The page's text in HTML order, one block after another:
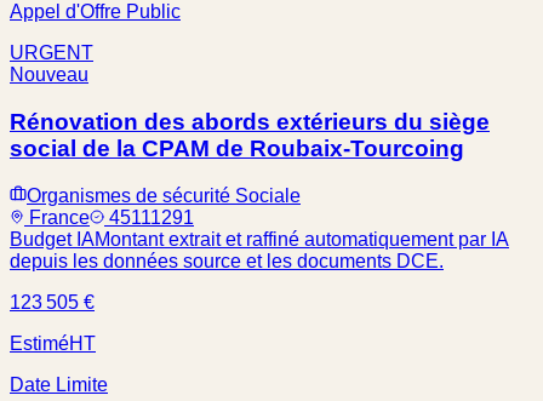
Appel d'Offre Public
URGENT
Nouveau
Rénovation des abords extérieurs du siège
social de la CPAM de Roubaix-Tourcoing
Organismes de sécurité Sociale
France
45111291
Budget IAMontant extrait et raffiné automatiquement par IA
depuis les données source et les documents DCE.
123 505 €
EstiméHT
Date Limite